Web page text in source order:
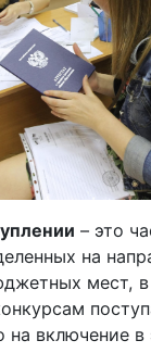
– это
на
мест,
включение в